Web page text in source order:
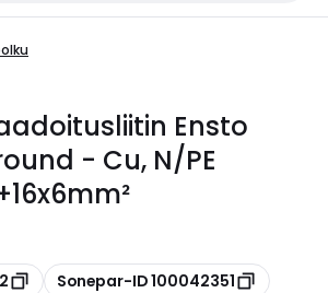
Ensto
- Cu, N/PE
Kopioi
Sonepar-ID 100042351